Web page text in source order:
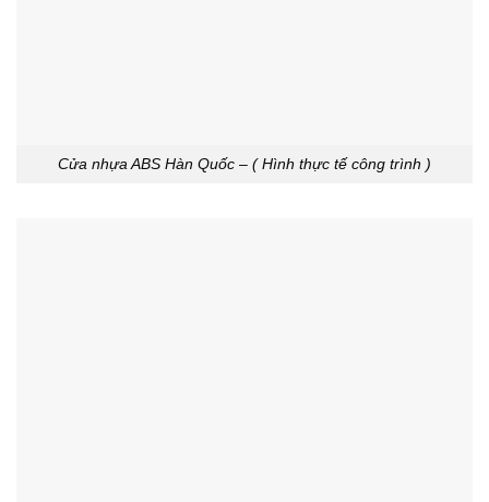
Cửa nhựa ABS Hàn Quốc – ( Hình thực tế công trình )